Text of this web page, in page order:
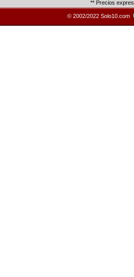
** Precios
© 2002/2022 Solo10.com